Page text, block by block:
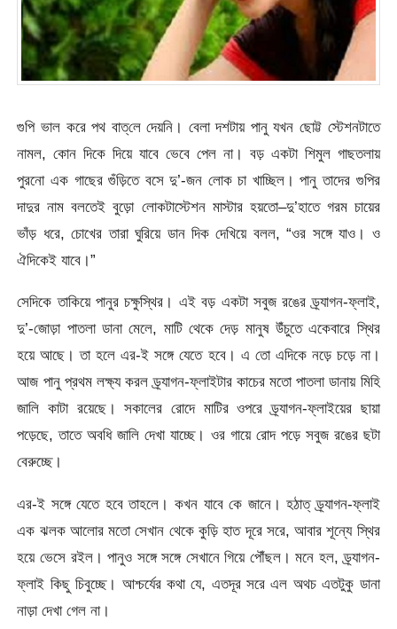
গুপি ভাল করে পথ বাত্‌লে দেয়নি। বেলা দশটায় পানু যখন ছোট্ট স্টেশনটাতে
নামল, কোন দিকে দিয়ে যাবে ভেবে পেল না। বড় একটা শিমুল গাছতলায়
পুরনো এক গাছের গুঁড়িতে বসে দু’-জন লোক চা খাচ্ছিল। পানু তাদের গুপির
দাদুর নাম বলতেই বুড়ো লোকটাস্টেশন মাস্টার হয়তো–দু’হাতে গরম চায়ের
ভাঁড় ধরে, চোখের তারা ঘুরিয়ে ডান দিক দেখিয়ে বলল, “ওর সঙ্গে যাও। ও
ঐদিকেই যাবে।”
সেদিকে তাকিয়ে পানুর চক্ষুস্থির। এই বড় একটা সবুজ রঙের ড্র্যাগন-ফ্লাই,
দু’-জোড়া পাতলা ডানা মেলে, মাটি থেকে দেড় মানুষ উঁচুতে একেবারে স্থির
হয়ে আছে। তা হলে এর-ই সঙ্গে যেতে হবে। এ তো এদিকে নড়ে চড়ে না।
আজ পানু প্রথম লক্ষ্য করল ড্র্যাগন-ফ্লাইটার কাচের মতো পাতলা ডানায় মিহি
জালি কাটা রয়েছে। সকালের রোদে মাটির ওপরে ড্র্যাগন-ফ্লাইয়ের ছায়া
পড়েছে, তাতে অবধি জালি দেখা যাচ্ছে। ওর গায়ে রোদ পড়ে সবুজ রঙের ছটা
বেরুচ্ছে।
এর-ই সঙ্গে যেতে হবে তাহলে। কখন যাবে কে জানে। হঠাত্ ড্র্যাগন-ফ্লাই
এক ঝলক আলোর মতো সেখান থেকে কুড়ি হাত দূরে সরে, আবার শূন্যে স্থির
হয়ে ভেসে রইল। পানুও সঙ্গে সঙ্গে সেখানে গিয়ে পৌঁছল। মনে হল, ড্র্যাগন-
ফ্লাই কিছু চিবুচ্ছে। আশ্চর্যের কথা যে, এতদূর সরে এল অথচ এতটুকু ডানা
নাড়া দেখা গেল না।